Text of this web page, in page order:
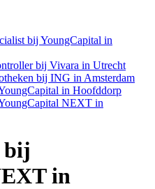
bij YoungCapital in
bij Vivara in Utrecht
bij ING in Amsterdam
in Hoofddorp
NEXT in
bij
in